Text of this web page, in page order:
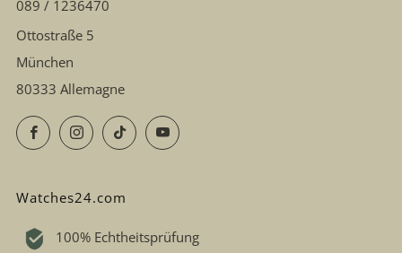
089 / 1236470
Ottostraße 5
München
80333 Allemagne
FacebookInstagramTikTok YouTube
Watches24.com
100% Echtheitsprüfung